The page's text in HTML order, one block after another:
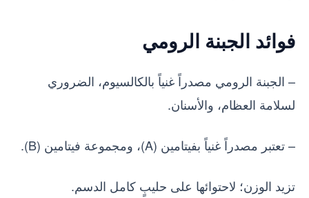
فوائد الجبنة الرومي
– الجبنة الرومي مصدراً غنياً بالكالسيوم، الضروري
لسلامة العظام، والأسنان.
– تعتبر مصدراً غنياً بفيتامين (A)، ومجموعة فيتامين (B).
تزيد الوزن؛ لاحتوائها على حليبٍ كامل الدسم.